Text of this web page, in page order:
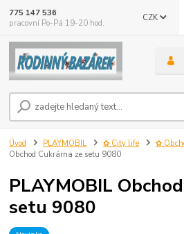
CZK
775 147 536
pracovní Po-Pá 19-20 hod.
Úvod PLAYMOBIL ✿ City life ✿
Obchod Cukrárna ze setu 9080
PLAYMOBIL
setu 9080